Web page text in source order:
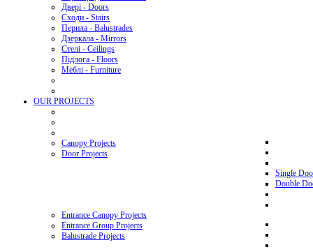
Двері - Doors
Сходи - Stairs
Перила - Balustrades
Дзеркала - Mirrors
Стелі - Ceilings
Підлога - Floors
Меблі - Furniture
OUR PROJECTS
Canopy Projects
Door Projects
Single
Double
Entrance Canopy Projects
Entrance Group Projects
Balustrade Projects